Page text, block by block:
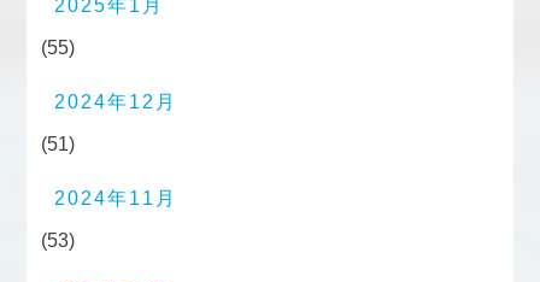
2025年1月
(55)
2024年12月
(51)
2024年11月
(53)